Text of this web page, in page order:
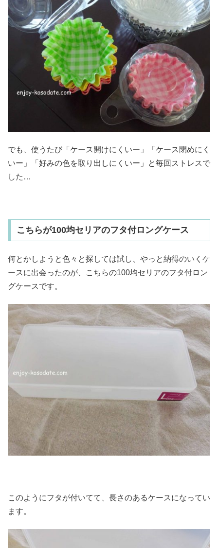
でも、使うたび「ケース開けにくいー」「ケース閉めにく
いー」「好みの色を取り出しにくいー」と毎回ストレスで
した…
こちらが100均セリアのフタ付ロングケース
何とかしようと色々と探しては試し、やっと納得のいくケ
ースに出会ったのが、こちらの100均セリアのフタ付ロン
グケースです。
このようにフタが付いてて、長さのあるケースになってい
ます。